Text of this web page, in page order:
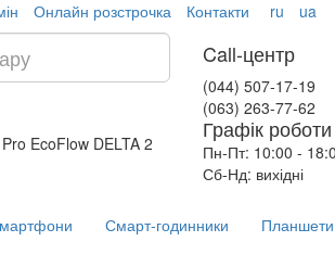
Онлайн розстрочка Контакти ru ua
EcoFlow DELTA 2
Call-центр
(044) 507-17-19
(063) 263-77-62
Графік
Пн-Пт: 10:00 -
Сб-Нд: вихідні
Смарт-годинники Планшети